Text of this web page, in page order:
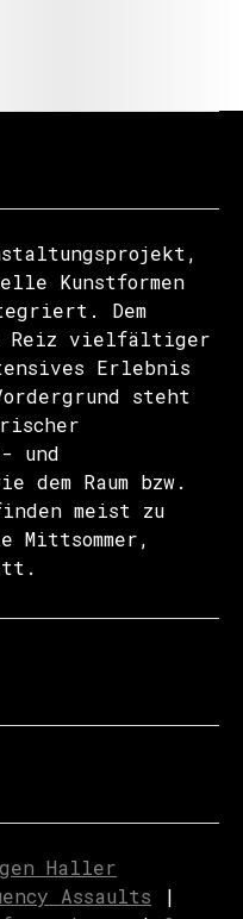
Kunstformen
Dem
Reiz vielfältiger
Erlebnis
steht
und
dem Raum bzw.
meist zu
Mittsommer,
Haller
Assaults |